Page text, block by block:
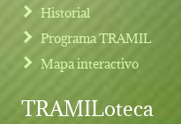
Historial
Programa TRAMIL
Mapa interactivo
TRAMILoteca